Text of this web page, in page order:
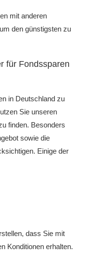
mit anderen
den günstigsten zu
für Fondssparen
in Deutschland zu
Sie unseren
finden. Besonders
sowie die
Einige der
dass Sie mit
Konditionen erhalten.